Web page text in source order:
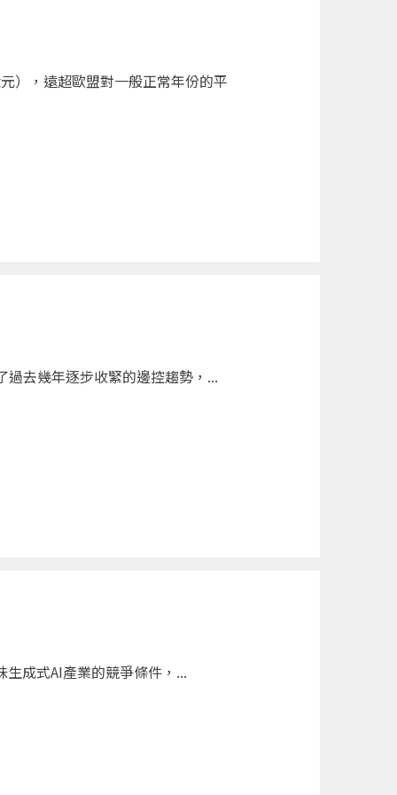
），遠超歐盟對一般正常年份的平
去幾年逐步收緊的邊控趨勢，...
成式AI產業的競爭條件，...